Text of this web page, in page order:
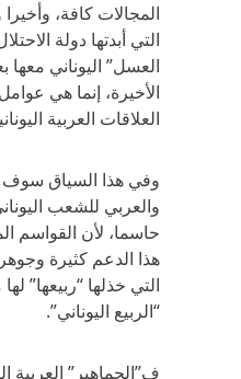
المجالات كافة،
التي أبدتها دولة
العسل” اليوناني معها
الأخيرة، إنما هي
العلاقات العربية
وفي هذا السياق سوف
والعربي للشعب
حاسما، لأن القواسم
هذا الدعم كثيرة
التي خذلها “ربيعها”
“الربيع اليوناني”.
ف”الجماهير” العربية